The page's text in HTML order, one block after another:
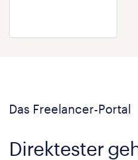
Das Freelancer-Portal
Direktester